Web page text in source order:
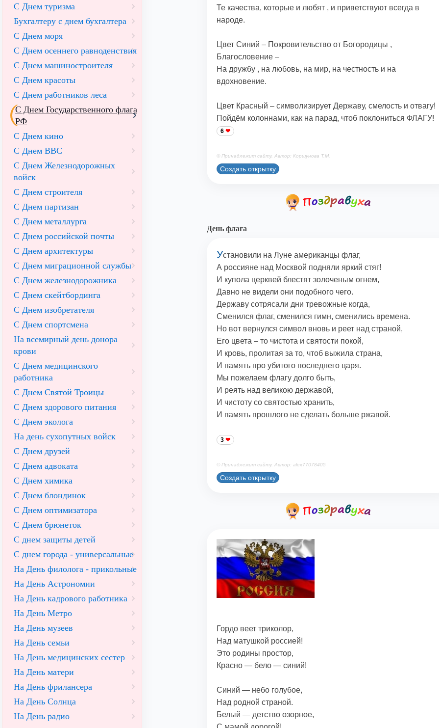
Те качества, которые и любят , и приветствуют всегда в
народе.
Цвет Синий – Покровительство от Богородицы ,
Благословение –
На дружбу , на любовь, на мир, на честность и на
вдохновение.
Цвет Красный – символизирует Державу, смелость и отвагу!
Пойдём колоннами, как на парад, чтоб поклониться ФЛАГУ!
6
© Принадлежит сайту. Автор: Коршунова Т.М.
Создать открытку
День флага
Установили на Луне американцы флаг,
А россияне над Москвой подняли яркий стяг!
И купола церквей блестят золоченым огнем,
Давно не видели они подобного чего.
Державу сотрясали дни тревожные когда,
Сменился флаг, сменился гимн, сменились времена.
Но вот вернулся символ вновь и реет над страной,
Его цвета – то чистота и святости покой,
И кровь, пролитая за то, чтоб выжила страна,
И память про убитого последнего царя.
Мы пожелаем флагу долго быть,
И реять над великою державой,
И чистоту со святостью хранить,
И память прошлого не сделать больше ржавой.
3
© Принадлежит сайту. Автор: alex77078405
Создать открытку
Гордо веет триколор,
Над матушкой россией!
Это родины простор,
Красно — бело — синий!
Синий — небо голубое,
Над родной страной.
Белый — детство озорное,
С Днем туризма
Бухгалтеру с днем бухгалтера
С Днем моря
С Днем осеннего равноденствия
С Днем машиностроителя
С Днем красоты
С Днем работников леса
С Днем Государственного флага
РФ
С Днем кино
С Днем ВВС
С Днем Железнодорожных
войск
С Днем строителя
С Днем партизан
С Днем металлурга
С Днем российской почты
С Днем архитектуры
С Днем миграционной службы
С Днем железнодорожника
С Днем скейтбординга
С Днем изобретателя
С Днем спортсмена
На всемирный день донора
крови
С Днем медицинского
работника
С Днем Святой Троицы
С Днем здорового питания
С Днем эколога
На день сухопутных войск
С Днем друзей
С Днем адвоката
С Днем химика
С Днем блондинок
С Днем оптимизатора
С Днем брюнеток
С днем защиты детей
С днем города - универсальные
На День филолога - прикольные
На День Астрономии
На День кадрового работника
На День Метро
На День музеев
На День семьи
На День медицинских сестер
На День матери
На День фрилансера
На День Солнца
На День радио